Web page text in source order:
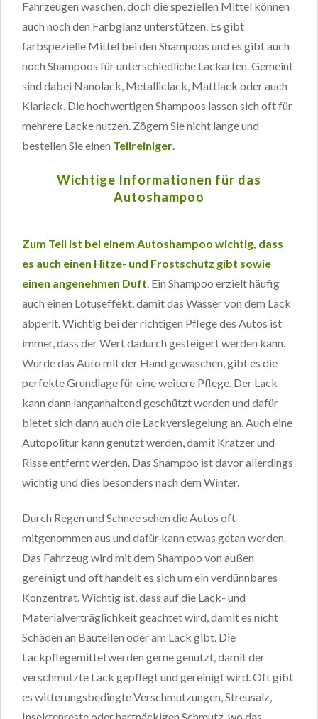
Fahrzeugen waschen, doch die speziellen Mittel können
auch noch den Farbglanz unterstützen. Es gibt
farbspezielle Mittel bei den Shampoos und es gibt auch
noch Shampoos für unterschiedliche Lackarten. Gemeint
sind dabei Nanolack, Metalliclack, Mattlack oder auch
Klarlack. Die hochwertigen Shampoos lassen sich oft für
mehrere Lacke nutzen. Zögern Sie nicht lange und
bestellen Sie einen Teilreiniger
Wichtige Informationen für das
Autoshampoo
Zum Teil ist bei einem Autoshampoo wichtig, dass
es auch einen Hitze- und Frostschutz gibt sowie
einen angenehmen Duft . Ein Shampoo erzielt häufig
auch einen Lotuseffekt, damit das Wasser von dem Lack
abperlt. Wichtig bei der richtigen Pflege des Autos ist
immer, dass der Wert dadurch gesteigert werden kann.
Wurde das Auto mit der Hand gewaschen, gibt es die
perfekte Grundlage für eine weitere Pflege. Der Lack
kann dann langanhaltend geschützt werden und dafür
bietet sich dann auch die Lackversiegelung an. Auch eine
Autopolitur kann genutzt werden, damit Kratzer und
Risse entfernt werden. Das Shampoo ist davor allerdings
wichtig und dies besonders nach dem Winter.
Durch Regen und Schnee sehen die Autos oft
mitgenommen aus und dafür kann etwas getan werden.
Das Fahrzeug wird mit dem Shampoo von außen
gereinigt und oft handelt es sich um ein verdünnbares
Konzentrat. Wichtig ist, dass auf die Lack- und
Materialverträglichkeit geachtet wird, damit es nicht
Schäden an Bauteilen oder am Lack gibt. Die
Lackpflegemittel werden gerne genutzt, damit der
verschmutzte Lack gepflegt und gereinigt wird. Oft gibt
es witterungsbedingte Verschmutzungen, Streusalz,
Insektenreste oder hartnäckigen Schmutz, wo das